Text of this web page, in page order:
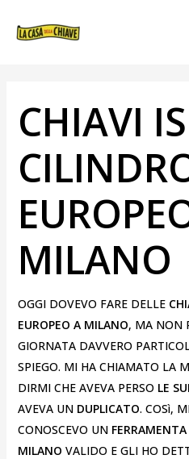
CHIAVI
MILANO
OGGI DOVEVO FARE DELLE
EUROPEO A MILANO, MA NON
GIORNATA DAVVERO
SPIEGO. MI HA CHIAMATO LA
DIRMI CHE AVEVA PERSO LE
AVEVA UN DUPLICATO. COSì,
CONOSCEVO UN
MILANO VALIDO E GLI HO
ARTICOLI